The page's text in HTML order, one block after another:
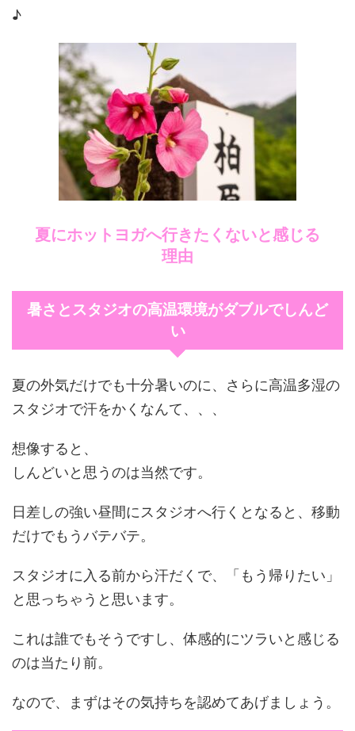
♪
夏にホットヨガへ行きたくないと感じる
理由
暑さとスタジオの高温環境がダブルでしんど
い
夏の外気だけでも十分暑いのに、さらに高温多湿の
スタジオで汗をかくなんて、、、
想像すると、
しんどいと思うのは当然です。
日差しの強い昼間にスタジオへ行くとなると、移動
だけでもうバテバテ。
スタジオに入る前から汗だくで、「もう帰りたい」
と思っちゃうと思います。
これは誰でもそうですし、体感的にツラいと感じる
のは当たり前。
なので、まずはその気持ちを認めてあげましょう。